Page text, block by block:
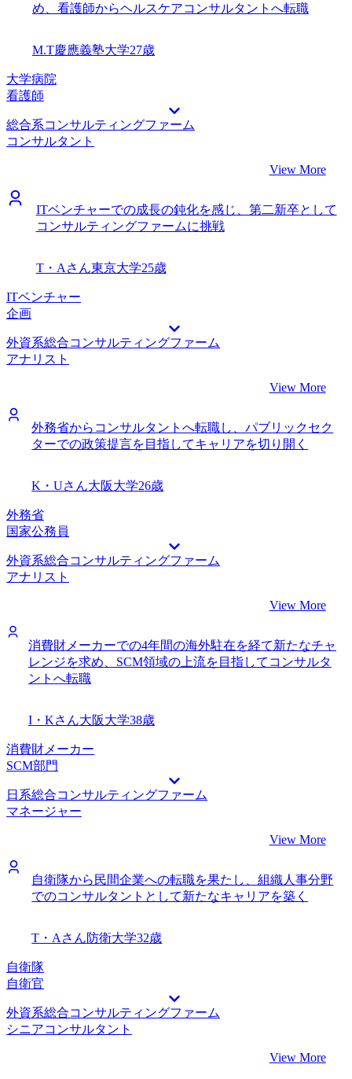
め、看護師からヘルスケアコンサルタントへ転職
M.T慶應義塾大学27歳
大学病院
看護師
総合系コンサルティングファーム
コンサルタント
View More
ITベンチャーでの成長の鈍化を感じ、第二新卒として
コンサルティングファームに挑戦
T・Aさん東京大学25歳
ITベンチャー
企画
外資系総合コンサルティングファーム
アナリスト
View More
外務省からコンサルタントへ転職し、パブリックセク
ターでの政策提言を目指してキャリアを切り開く
K・Uさん大阪大学26歳
外務省
国家公務員
外資系総合コンサルティングファーム
アナリスト
View More
消費財メーカーでの4年間の海外駐在を経て新たなチャ
レンジを求め、SCM領域の上流を目指してコンサルタ
ントへ転職
I・Kさん大阪大学38歳
消費財メーカー
SCM部門
日系総合コンサルティングファーム
マネージャー
View More
自衛隊から民間企業への転職を果たし、組織人事分野
でのコンサルタントとして新たなキャリアを築く
T・Aさん防衛大学32歳
自衛隊
自衛官
外資系総合コンサルティングファーム
シニアコンサルタント
View More